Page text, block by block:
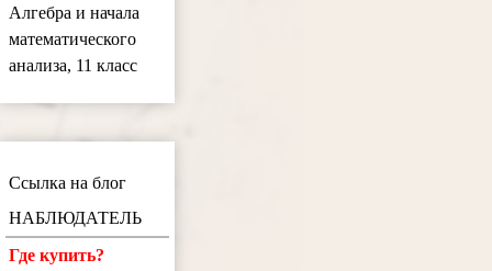
Алгебра и начала
математического
анализа, 11 класс
Ссылка на блог
НАБЛЮДАТЕЛЬ
Где купить?